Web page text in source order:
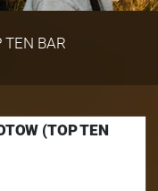
TEN BAR
(TOP TEN